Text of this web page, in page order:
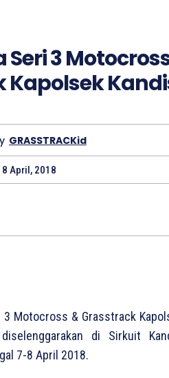
Seri 3
Kapolsek
GRASSTRACKid
8 April, 2018
Motocross & Grasstrack
di Sirkuit
7-8 April 2018.